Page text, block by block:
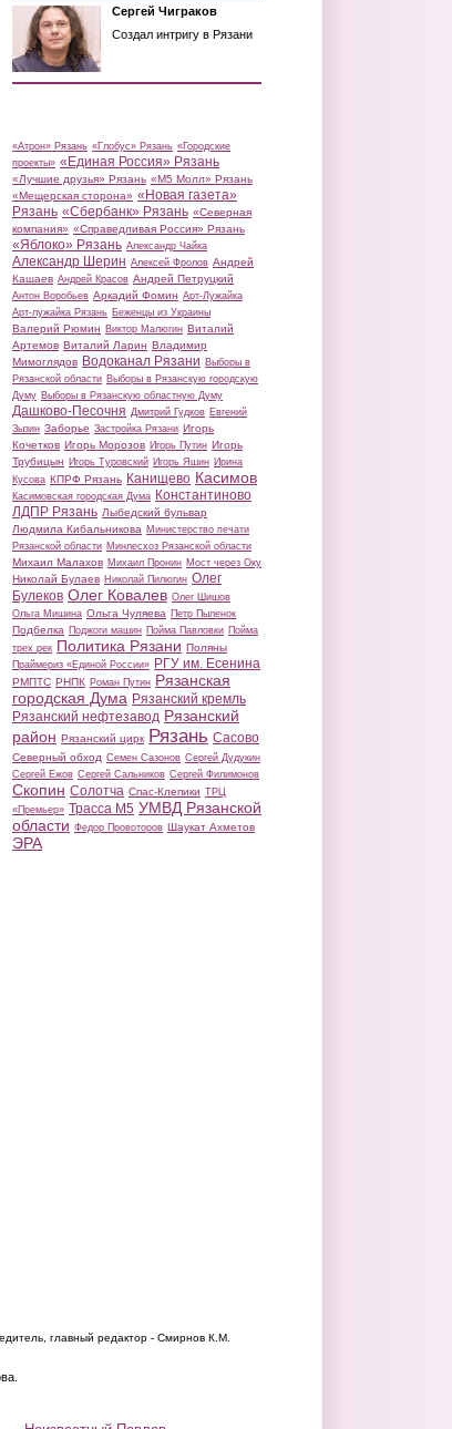
Сергей Чиграков
Создал интригу в Рязани
«Атрон» Рязань «Глобус» Рязань «Городские
проекты» «Единая Россия» Рязань
«Лучшие друзья» Рязань «М5 Молл» Рязань
«Мещерская сторона» «Новая газета»
Рязань «Сбербанк» Рязань «Северная
компания» «Справедливая Россия» Рязань
«Яблоко» Рязань Александр Чайка
Александр Шерин Алексей Фролов Андрей
Кашаев Андрей Красов Андрей Петруцкий
Антон Воробьев Аркадий Фомин Арт-Лужайка
Арт-лужайка Рязань Беженцы из Украины
Валерий Рюмин Виктор Малюгин Виталий
Артемов Виталий Ларин Владимир
Мимоглядов Водоканал Рязани Выборы в
Рязанской области Выборы в Рязанскую городскую
Думу Выборы в Рязанскую областную Думу
Дашково-Песочня Дмитрий Гудков Евгений
Зызин Заборье Застройка Рязани Игорь
Кочетков Игорь Морозов Игорь Путин Игорь
Трубицын Игорь Туровский Игорь Яшин Ирина
Кусова КПРФ Рязань Канищево Касимов
Касимовская городская Дума Константиново
ЛДПР Рязань Лыбедский бульвар
Людмила Кибальникова Министерство печати
Рязанской области Минлесхоз Рязанской области
Михаил Малахов Михаил Пронин Мост через Оку
Николай Булаев Николай Пилюгин Олег
Булеков Олег Ковалев Олег Шишов
Ольга Мишина Ольга Чуляева Петр Пыленок
Подбелка Поджоги машин Пойма Павловки Пойма
трех рек Политика Рязани Поляны
Праймериз «Единой России» РГУ им. Есенина
РМПТС РНПК Роман Путин Рязанская
городская Дума Рязанский кремль
Рязанский нефтезавод Рязанский
район Рязанский цирк Рязань Сасово
Северный обход Семен Сазонов Сергей Дудукин
Сергей Ежов Сергей Сальников Сергей Филимонов
Скопин Солотча Спас-Клепики ТРЦ
«Премьер» Трасса М5 УМВД Рязанской
области Федор Провоторов Шаукат Ахметов
ЭРА
главный редактор - Смирнов К.М.